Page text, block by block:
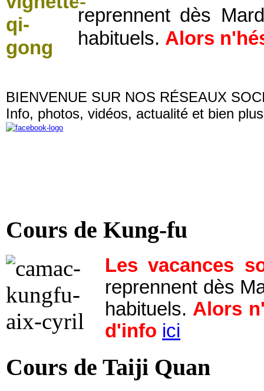
reprennent dès
habituels. Alors
BIENVENUE SUR NOS RÉSEAUX
Info, photos, vidéos, actualité et bien
Cours de Kung-fu
Les vacances
reprennent dès
habituels. Alors
d'info ici
Cours de Taiji Quan